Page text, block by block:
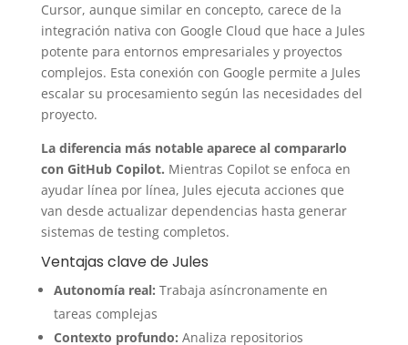
Cursor, aunque similar en concepto, carece de la
integración nativa con Google Cloud que hace a Jules
potente para entornos empresariales y proyectos
complejos. Esta conexión con Google permite a Jules
escalar su procesamiento según las necesidades del
proyecto.
La diferencia más notable aparece al compararlo
con GitHub Copilot. Mientras Copilot se enfoca en
ayudar línea por línea, Jules ejecuta acciones que
van desde actualizar dependencias hasta generar
sistemas de testing completos.
Ventajas clave de Jules
Autonomía real: Trabaja asíncronamente en
tareas complejas
Contexto profundo: Analiza repositorios